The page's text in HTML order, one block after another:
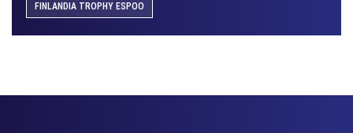
FINLANDIA TROPHY ESPOO